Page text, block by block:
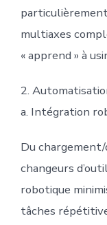
multiaxes
« apprend » à
2.
a. Intégration
Du
changeurs
robotique
tâches